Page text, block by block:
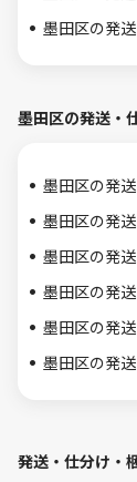
墨田区の発
墨田区の発送・
墨田区の発
墨田区の発
墨田区の発
墨田区の発
墨田区の発
墨田区の発
発送・仕分け・